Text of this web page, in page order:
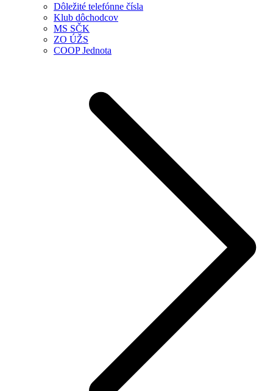
Dôležité telefónne čísla
Klub dôchodcov
MS SČK
ZO ÚŽS
COOP Jednota